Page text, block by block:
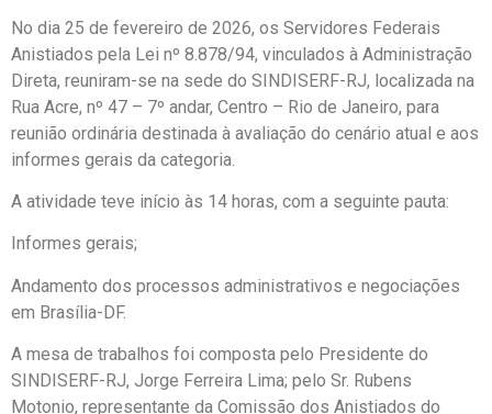
No dia 25 de fevereiro de 2026, os Servidores Federais
Anistiados pela Lei nº 8.878/94, vinculados à Administração
Direta, reuniram-se na sede do SINDISERF-RJ, localizada na
Rua Acre, nº 47 – 7º andar, Centro – Rio de Janeiro, para
reunião ordinária destinada à avaliação do cenário atual e aos
informes gerais da categoria.
A atividade teve início às 14 horas, com a seguinte pauta:
Informes gerais;
Andamento dos processos administrativos e negociações
em Brasília-DF.
A mesa de trabalhos foi composta pelo Presidente do
SINDISERF-RJ, Jorge Ferreira Lima; pelo Sr. Rubens
Motonio, representante da Comissão dos Anistiados do